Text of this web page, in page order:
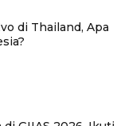
di Thailand, Apa